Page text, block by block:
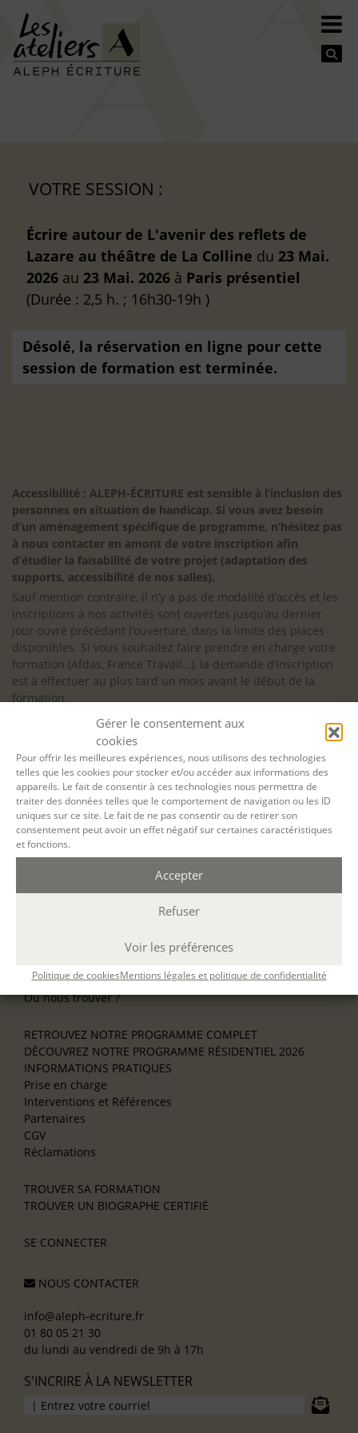
Gérer le consentement aux
cookies
Pour offrir les meilleures expériences, nous utilisons des technologies
telles que les cookies pour stocker et/ou accéder aux informations des
appareils. Le fait de consentir à ces technologies nous permettra de
traiter des données telles que le comportement de navigation ou les ID
uniques sur ce site. Le fait de ne pas consentir ou de retirer son
consentement peut avoir un effet négatif sur certaines caractéristiques
et fonctions.
Accepter
Refuser
Voir les préférences
Politique de cookiesMentions légales et politique de confidentialité
VOTRE SESSION :
Écrire autour de L'avenir des reflets de
Lazare au théâtre de La Colline du 23 Mai.
2026 au 23 Mai. 2026 à Paris présentiel
(Durée : 2,5 h. ; 16h30-19h )
Désolé, la réservation en ligne pour cette
session de formation est terminée.
Accessibilité : ALEPH-ÉCRITURE est sensible à l’inclusion des
personnes en situation de handicap. Si vous avez besoin
d’un aménagement spécifique de programme, n’hésitez pas
à nous contacter en amont de votre inscription afin
d’étudier la faisabilité de votre projet (adaptation des
supports, accessibilité de nos salles).
Sauf mention contraire, il n’y a pas de modalité d’accès et les
inscriptions à nos activités sont ouvertes jusqu’au dernier
jour ouvré précédant l’ouverture, dans la limite des places
disponibles. Si vous souhaitez faire prendre en charge votre
formation (Afdas, France Travail…), la demande d’inscription
est à effectuer au plus tard un mois avant le début de la
formation.
NOS ATELIERS
L’école d’écriture
La fabrique du manuscrit
Les stages pour artistes-auteurs
Se former à la biographie
Se former à l’animation
NOS VILLES
Nos ateliers à Bordeaux
Écrire en ligne
Où nous trouver ?
RETROUVEZ NOTRE PROGRAMME COMPLET
DÉCOUVREZ NOTRE PROGRAMME RÉSIDENTIEL 2026
INFORMATIONS PRATIQUES
Prise en charge
Interventions et Références
Partenaires
CGV
Réclamations
TROUVER SA FORMATION
TROUVER UN BIOGRAPHE CERTIFIÉ
SE CONNECTER
NOUS CONTACTER
info@aleph-ecriture.fr
01 80 05 21 30
du lundi au vendredi de 9h à 17h
S'INCRIRE À LA NEWSLETTER